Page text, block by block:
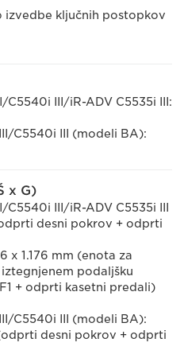
izvedbe ključnih postopkov
C5540i III/iR-ADV C5535i III:
C5540i III (modeli BA):
x G)
III/iR-ADV C5535i III
desni pokrov + odprti
x 1.176 mm (enota za
podaljšku
+ odprti kasetni predali)
C5540i III (modeli BA):
desni pokrov + odprti